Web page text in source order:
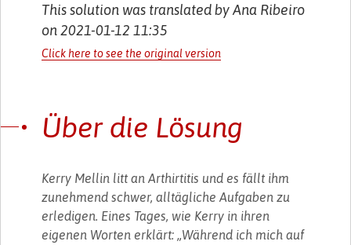
This solution was translated by Ana Ribeiro
on 2021-01-12 11:35
Click here to see the original version
Über die Lösung
Kerry Mellin litt an Arthirtitis und es fällt ihm
zunehmend schwer, alltägliche Aufgaben zu
erledigen. Eines Tages, wie Kerry in ihren
eigenen Worten erklärt: „Während ich mich auf